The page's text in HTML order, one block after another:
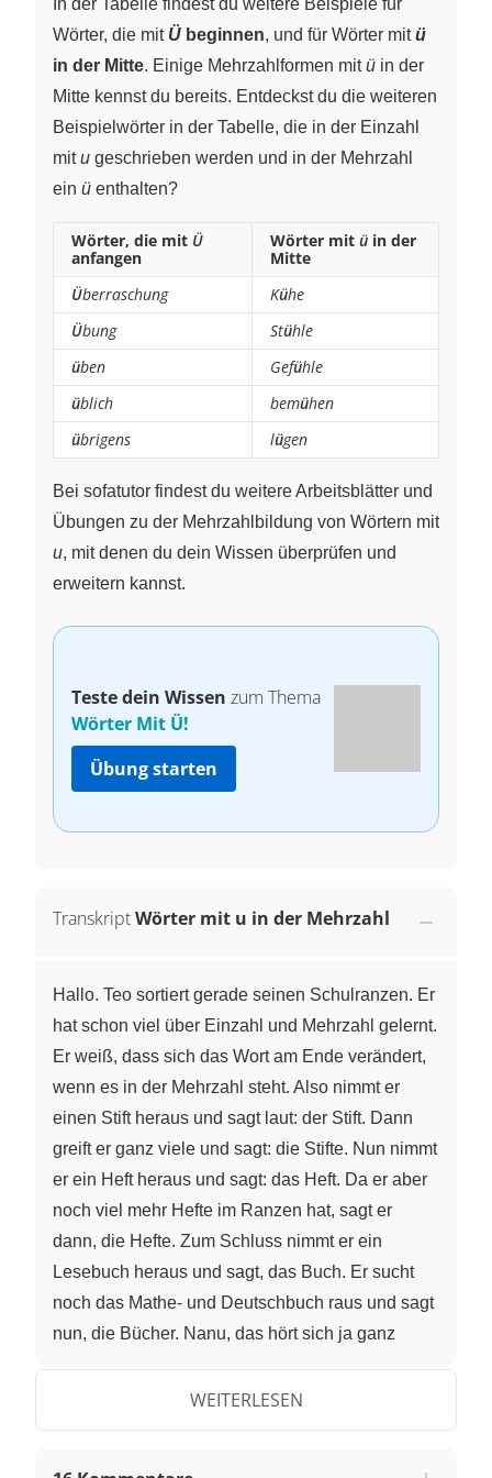
Wörter, die mit Ü beginnen, und für Wörter mitü
in der Mitte. Einige Mehrzahlformen mitü in der
Mitte kennst du bereits. Entdeckst du die weiteren
Beispielwörter in der Tabelle, die in der Einzahl
mitu geschrieben werden und in der Mehrzahl
ein ü enthalten?
Wörter, die mit Ü
anfangen
Wörter mit ü in der
Mitte
Überraschung Kühe
Übung Stühle
üben Gefühle
üblich bemühen
übrigens lügen
Bei sofatutor findest du weitere Arbeitsblätter und
Übungen zu der Mehrzahlbildung von Wörtern mit
u, mit denen du dein Wissen überprüfen und
erweitern kannst.
Teste dein Wissen zum Thema
Wörter Mit Ü!
Übung starten
TranskriptWörter mit u in der Mehrzahl
Hallo. Teo sortiert gerade seinen Schulranzen. Er
hat schon viel über Einzahl und Mehrzahl gelernt.
Er weiß, dass sich das Wort am Ende verändert,
wenn es in der Mehrzahl steht. Also nimmt er
einen Stift heraus und sagt laut: der Stift. Dann
greift er ganz viele und sagt: die Stifte. Nun nimmt
er ein Heft heraus und sagt: das Heft. Da er aber
noch viel mehr Hefte im Ranzen hat, sagt er
dann, die Hefte. Zum Schluss nimmt er ein
Lesebuch heraus und sagt, das Buch. Er sucht
noch das Mathe- und Deutschbuch raus und sagt
nun, die Bücher. Nanu, das hört sich ja ganz
heißen. Das U wird aber zu Ü und ch spricht man
jetzt ch. Buch, Bücher. Teo erklärt dir heute eine
WEITERLESEN